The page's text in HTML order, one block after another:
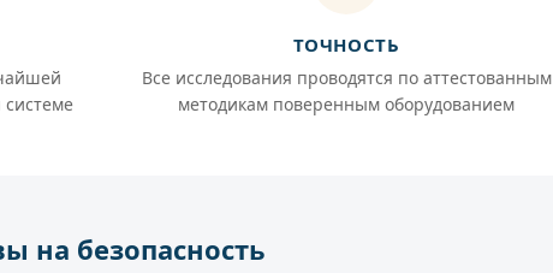
ТОЧНОСТЬ
Все исследования проводятся по аттестованным
методикам поверенным оборудованием
на безопасность